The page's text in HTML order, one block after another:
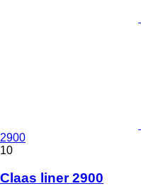
2900
10
Claas liner 2900